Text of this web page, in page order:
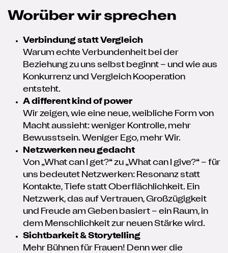
Worüber wir sprechen
Verbindung statt Vergleich
Warum echte Verbundenheit bei der
Beziehung zu uns selbst beginnt – und wie aus
Konkurrenz und Vergleich Kooperation
entsteht.
A different kind of power
Wir zeigen, wie eine neue, weibliche Form von
Macht aussieht: weniger Kontrolle, mehr
Bewusstsein. Weniger Ego, mehr Wir.
Netzwerken neu gedacht
Von „What can I get?“ zu „What can I give?“ – für
uns bedeutet Netzwerken: Resonanz statt
Kontakte, Tiefe statt Oberflächlichkeit. Ein
Netzwerk, das auf Vertrauen, Großzügigkeit
und Freude am Geben basiert – ein Raum, in
dem Menschlichkeit zur neuen Stärke wird.
Sichtbarkeit & Storytelling
Mehr Bühnen für Frauen! Denn wer die